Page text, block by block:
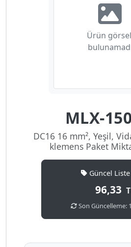
Ürün
MLX-
DC16 16 mm², Yeşil,
klemens Paket
Güncel Liste
96,33
Son Güncelleme: